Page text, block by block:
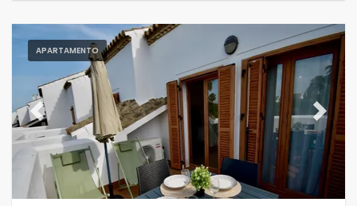
APARTAMENTO
Previous Next